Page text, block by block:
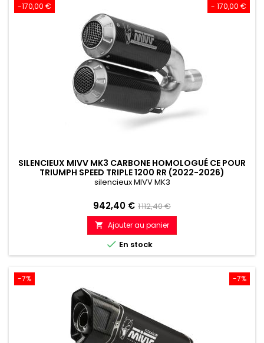
- 170,00 €
-170,00 €
SILENCIEUX MIVV MK3 CARBONE HOMOLOGUÉ CE POUR
TRIUMPH SPEED TRIPLE 1200 RR (2022-2026)
silencieux MIVV MK3
Prix
942,40 € Prix
de
référence
1 112,40 €
 Ajouter au panier
 En stock
-7%
-7%